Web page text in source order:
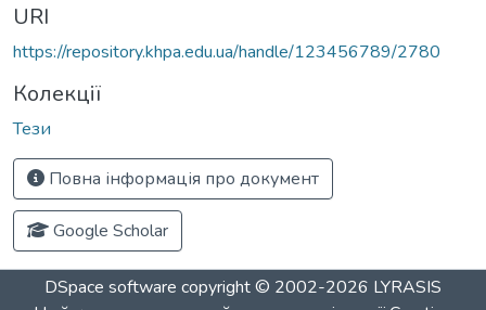
URI
https://repository.khpa.edu.ua/handle/123456789/2780
Колекції
Тези
Повна інформація про документ
Google Scholar
DSpace software copyright © 2002-2026 LYRASIS